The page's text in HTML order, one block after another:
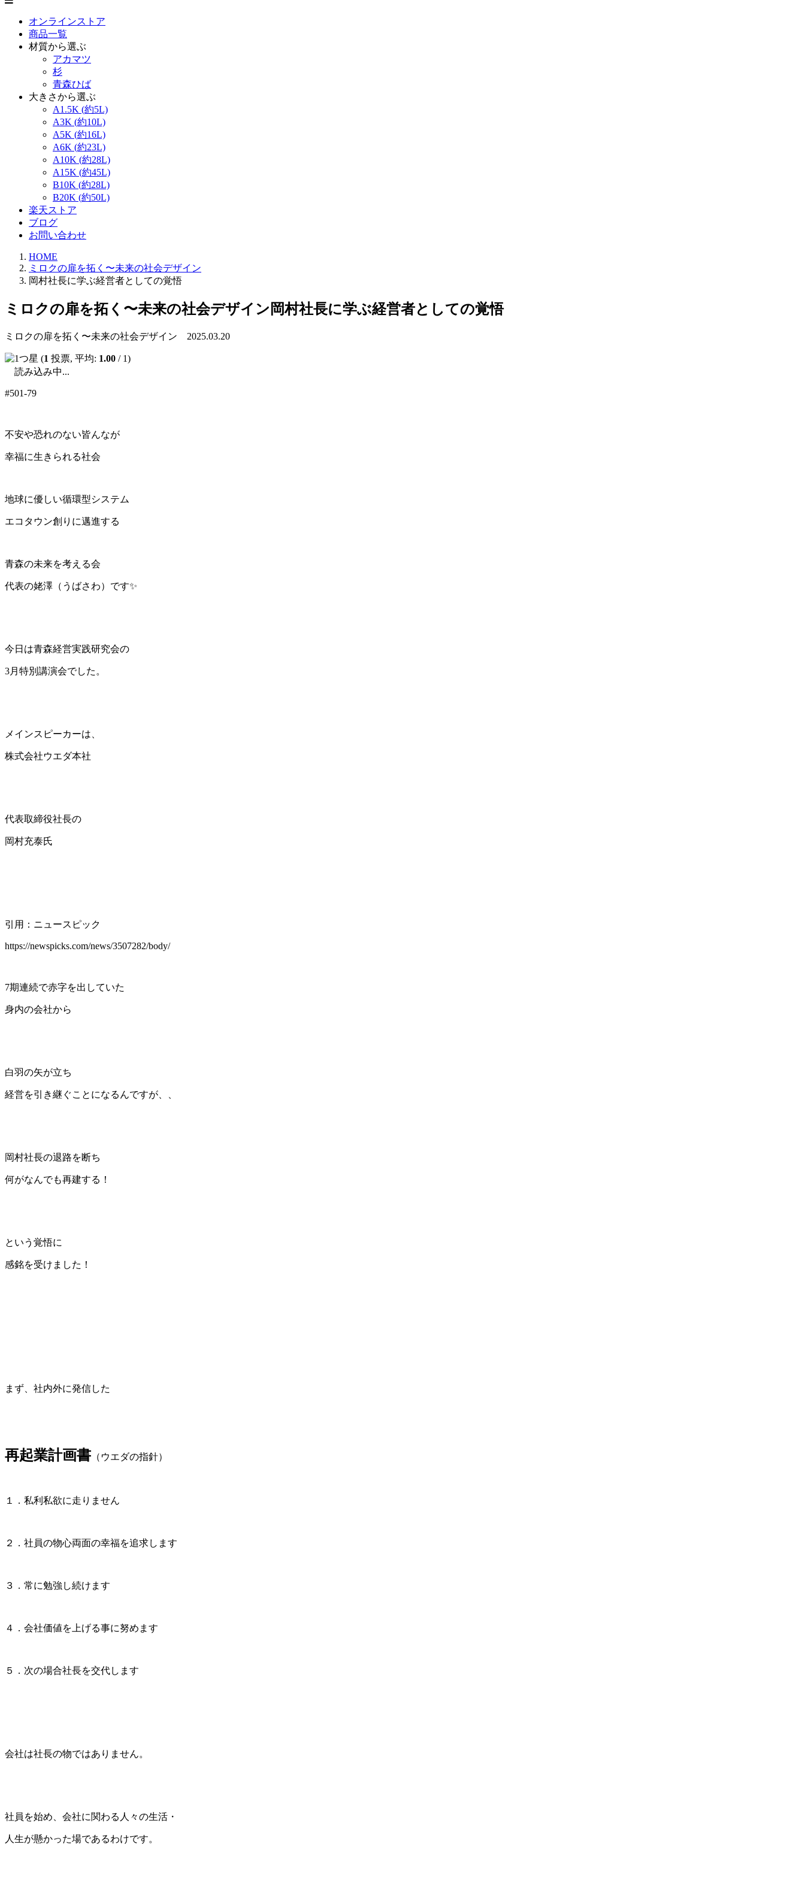
オンラインストア
商品一覧
材質から選ぶ
アカマツ
杉
青森ひば
大きさから選ぶ
A1.5K (約5L)
A3K (約10L)
A5K (約16L)
A6K (約23L)
A10K (約28L)
A15K (約45L)
B10K (約28L)
B20K (約50L)
楽天ストア
ブログ
お問い合わせ
HOME
ミロクの扉を拓く〜未来の社会デザイン
岡村社長に学ぶ経営者としての覚悟
ミロクの扉を拓く〜未来の社会デザイン 岡村社長に学ぶ経営者としての覚悟
ミロクの扉を拓く〜未来の社会デザイン 2025.03.20
(1 投票, 平均: 1.00 / 1)
読み込み中...
#501-79
不安や恐れのない皆んなが
幸福に生きられる社会
地球に優しい循環型システム
エコタウン創りに邁進する
青森の未来を考える会
代表の姥澤（うばさわ）です✨️
今日は青森経営実践研究会の
3月特別講演会でした。
メインスピーカーは、
株式会社ウエダ本社
代表取締役社長の
岡村充泰氏
引用：ニュースピック
https://newspicks.com/news/3507282/body/
7期連続で赤字を出していた
身内の会社から
白羽の矢が立ち
経営を引き継ぐことになるんですが、、
岡村社長の退路を断ち
何がなんでも再建する！
という覚悟に
感銘を受けました！
まず、社内外に発信した
再起業計画書 （ウエダの指針）
１．私利私欲に走りません
２．社員の物心両面の幸福を追求します
３．常に勉強し続けます
４．会社価値を上げる事に努めます
５．次の場合社長を交代します
会社は社長の物ではありません。
社員を始め、会社に関わる人々の生活・
人生が懸かった場であるわけです。